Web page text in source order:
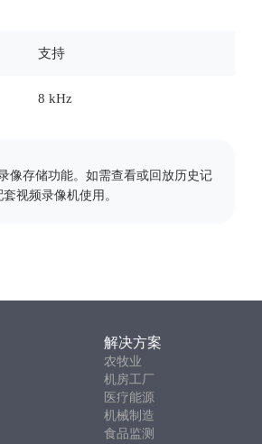
支持
8 kHz
像存储功能。如需查看或回放历史记
视频录像机使用。
解决方案
农牧业
机房工厂
医疗能源
机械制造
食品监测